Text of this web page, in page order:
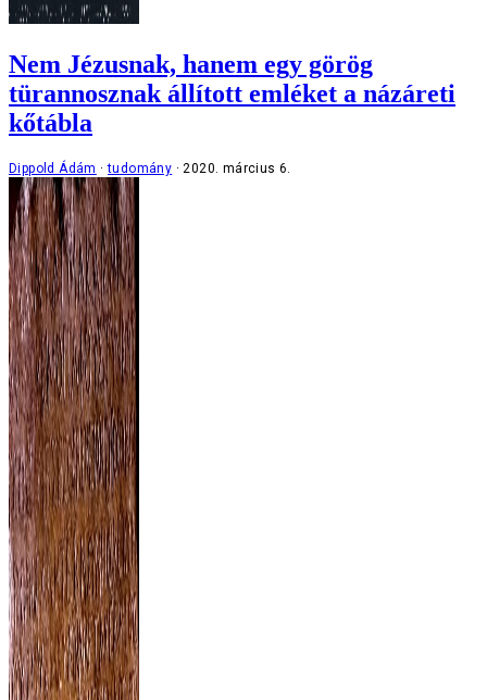
Nem Jézusnak, hanem egy görög
türannosznak állított emléket a názáreti
kőtábla
Dippold Ádám tudomány 2020. március 6.